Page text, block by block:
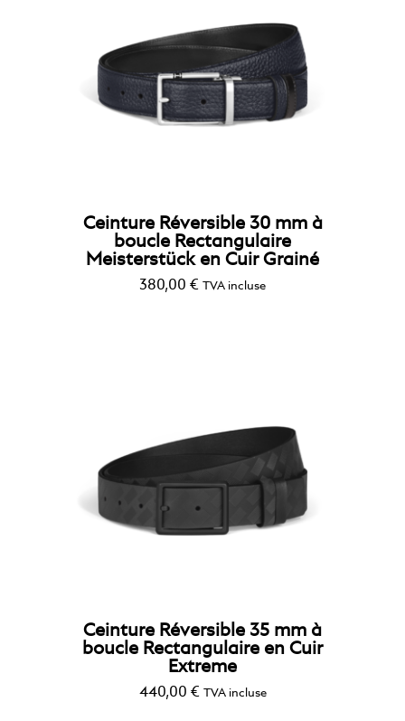
Ceinture Réversible 30 mm à
boucle Rectangulaire
Meisterstück en Cuir Grainé
380,00 € TVA incluse
Ceinture Réversible 35 mm à
boucle Rectangulaire en Cuir
Extreme
440,00 € TVA incluse